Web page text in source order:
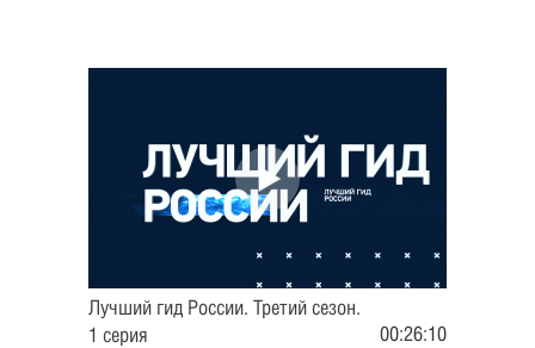
Лучший гид России. Третий сезон.
1 серия
00:26:10